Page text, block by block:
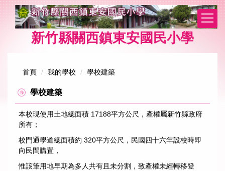
新竹縣關西鎮東安國民小學
首頁 我的學校 學校建築
學校建築
本校現使用土地總面積 17188平方公尺，產權屬新竹縣政府
所有；
校門通學道總面積約 320平方公尺，民國四十六年設校時即
向民間購置，
惟該筆用地早期為多人共有且未分割，致產權未經轉移登